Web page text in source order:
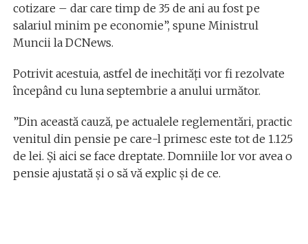
cotizare – dar care timp de 35 de ani au fost pe
salariul minim pe economie”, spune Ministrul
Muncii la DCNews.
Potrivit acestuia, astfel de inechități vor fi rezolvate
începând cu luna septembrie a anului următor.
”Din această cauză, pe actualele reglementări, practic
venitul din pensie pe care-l primesc este tot de 1.125
de lei. Și aici se face dreptate. Domniile lor vor avea o
pensie ajustată și o să vă explic și de ce.